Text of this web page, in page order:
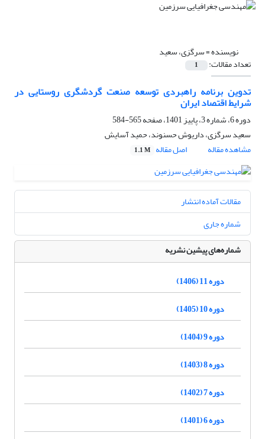
نویسنده =سرگزی، سعید
تعداد مقالات: 1
تدوین برنامه راهبردی توسعه صنعت گردشگری روستایی در
شرایط اقتصاد ایران
دوره 6، شماره 3، پاییز 1401، صفحه
565-584
سعید سرگزی، داریوش حسنوند، حمید آسایش
مشاهده مقاله
اصل مقاله 1.1 M
مقالات آماده انتشار
شماره جاری
شماره‌های پیشین نشریه
دوره 11 (1406)
دوره 10 (1405)
دوره 9 (1404)
دوره 8 (1403)
دوره 7 (1402)
دوره 6 (1401)